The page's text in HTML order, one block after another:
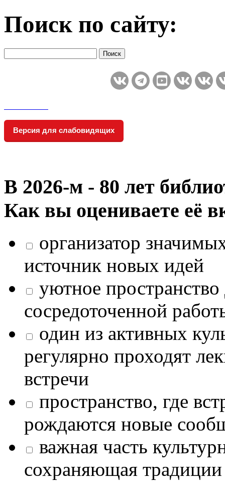
Поиск по сайту:
Версия для слабовидящих
В 2026‑м - 80 лет
Как вы оцениваете её
организатор
источник новых идей
уютное
сосредоточенной
один из активных
регулярно проходят
встречи
пространство, где
рождаются новые
важная часть
сохраняющая